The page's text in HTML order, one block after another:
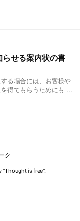
せる案内状の書
る場合には、お客様や
得てもらうためにも ...
ク
"Thought is free".